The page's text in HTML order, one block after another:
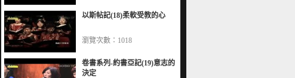
以斯帖記(18)柔軟受教的心
瀏覽次數：1018
卷書系列-約書亞記(19)意志的
決定